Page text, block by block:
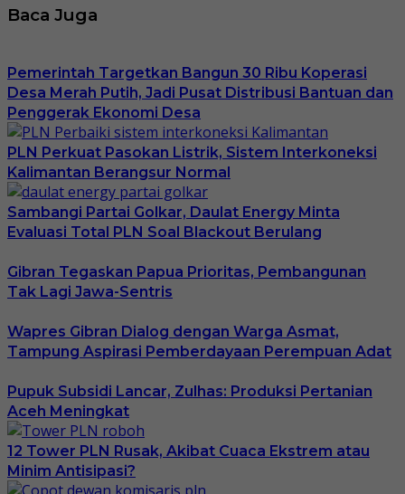
Baca Juga
Pemerintah Targetkan Bangun 30 Ribu Koperasi
Desa Merah Putih, Jadi Pusat Distribusi Bantuan dan
Penggerak Ekonomi Desa
PLN Perkuat Pasokan Listrik, Sistem Interkoneksi
Kalimantan Berangsur Normal
Sambangi Partai Golkar, Daulat Energy Minta
Evaluasi Total PLN Soal Blackout Berulang
Gibran Tegaskan Papua Prioritas, Pembangunan
Tak Lagi Jawa-Sentris
Wapres Gibran Dialog dengan Warga Asmat,
Tampung Aspirasi Pemberdayaan Perempuan Adat
Pupuk Subsidi Lancar, Zulhas: Produksi Pertanian
Aceh Meningkat
12 Tower PLN Rusak, Akibat Cuaca Ekstrem atau
Minim Antisipasi?